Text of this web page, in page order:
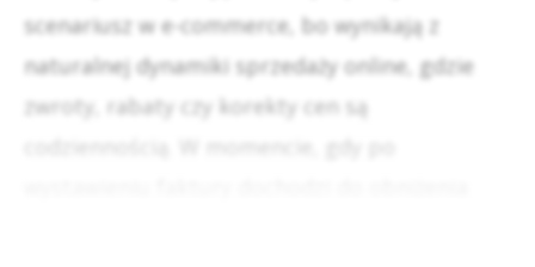
scenariusz w e-commerce, bo wynikają z
naturalnej dynamiki sprzedaży online, gdzie
zwroty, rabaty czy korekty cen są